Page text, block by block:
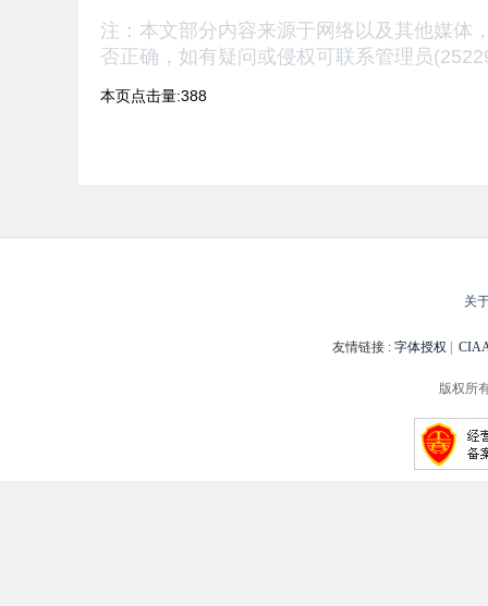
注：本文部分内容来源于网络以及其他媒体
否正确， 如有疑问或侵权可联系管理员
本页点击量:388
关
友情链接 : 字体授权
版权所